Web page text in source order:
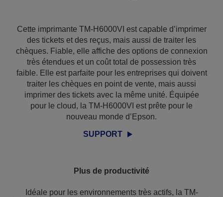
Cette imprimante TM-H6000VI est capable d’imprimer
des tickets et des reçus, mais aussi de traiter les
chèques. Fiable, elle affiche des options de connexion
très étendues et un coût total de possession très
faible. Elle est parfaite pour les entreprises qui doivent
traiter les chèques en point de vente, mais aussi
imprimer des tickets avec la même unité. Équipée
pour le cloud, la TM-H6000VI est prête pour le
nouveau monde d’Epson.
SUPPORT
Plus de productivité
Idéale pour les environnements très actifs, la TM-